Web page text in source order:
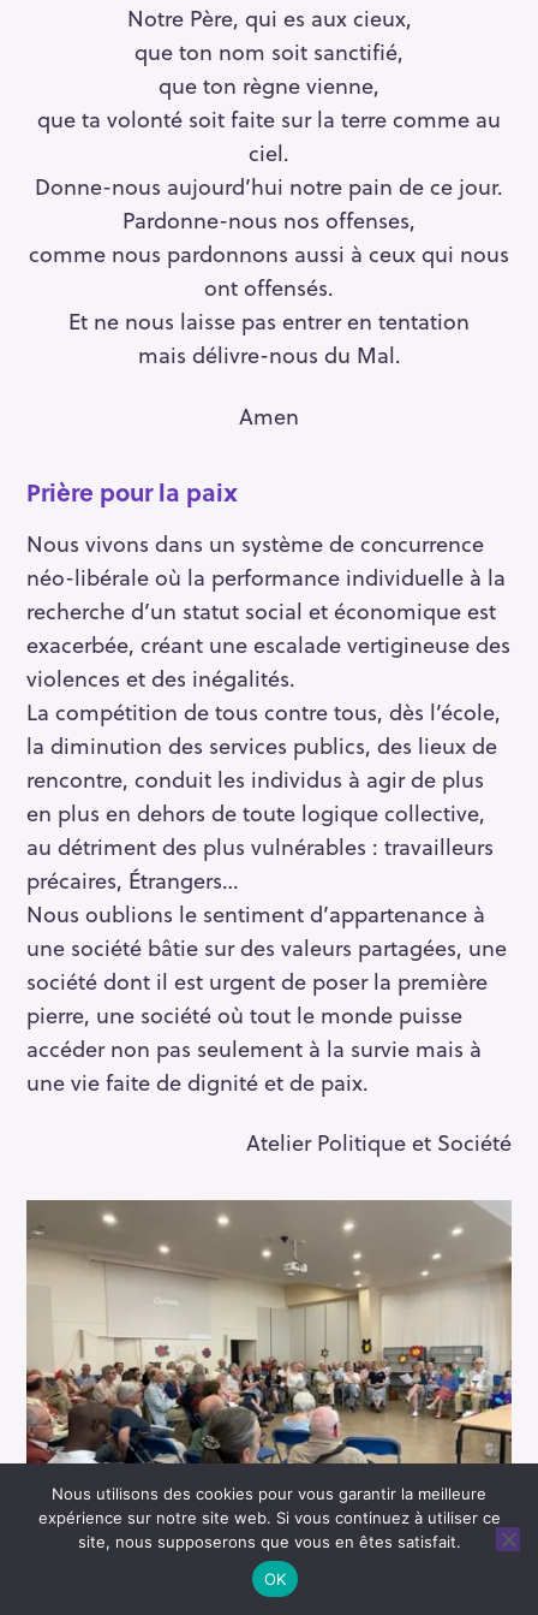
Notre Père, qui es aux cieux,
que ton nom soit sanctifié,
que ton règne vienne,
que ta volonté soit faite sur la terre comme au
ciel.
Donne-nous aujourd’hui notre pain de ce jour.
Pardonne-nous nos offenses,
comme nous pardonnons aussi à ceux qui nous
ont offensés.
Et ne nous laisse pas entrer en tentation
mais délivre-nous du Mal.
Amen
Prière pour la paix
Nous vivons dans un système de concurrence
néo-libérale où la performance individuelle à la
recherche d’un statut social et économique est
exacerbée, créant une escalade vertigineuse des
violences et des inégalités.
La compétition de tous contre tous, dès l’école,
la diminution des services publics, des lieux de
rencontre, conduit les individus à agir de plus
en plus en dehors de toute logique collective,
au détriment des plus vulnérables : travailleurs
précaires, Étrangers…
Nous oublions le sentiment d’appartenance à
une société bâtie sur des valeurs partagées, une
société dont il est urgent de poser la première
pierre, une société où tout le monde puisse
accéder non pas seulement à la survie mais à
une vie faite de dignité et de paix.
Atelier Politique et Société
La paix soit avec nous
Nous utilisons des cookies pour vous garantir la meilleure
expérience sur notre site web. Si vous continuez à utiliser ce
site, nous supposerons que vous en êtes satisfait.
OK